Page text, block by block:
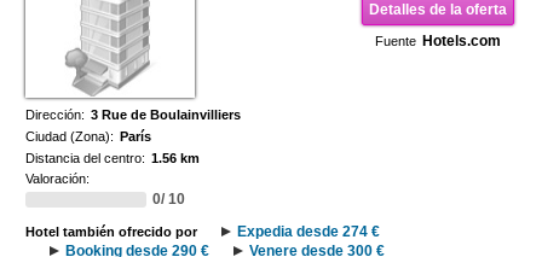
Detalles de la oferta
Fuente Hotels.com
Dirección: 3 Rue de Boulainvilliers
Ciudad (Zona): París
Distancia del centro: 1.56 km
Valoración:
0/ 10
Hotel también ofrecido por
Expedia desde 274 €
Booking desde 290 €
Venere desde 300 €